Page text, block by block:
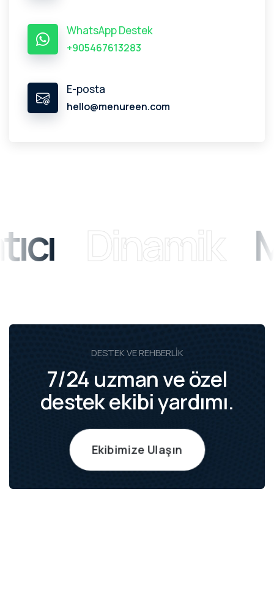
WhatsApp Destek
+905467613283
E-posta
hello@menureen.com
Dinamik
DESTEK VE REHBERLIK
7/24 uzman ve özel
destek ekibi yardımı.
Ekibimize Ulaşın